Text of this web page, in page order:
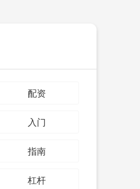
配资
入门
指南
杠杆